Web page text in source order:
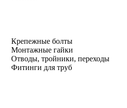
Крепежные болты
Монтажные гайки
Отводы, тройники, переходы
Фитинги для труб